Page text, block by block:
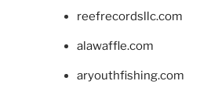
reefrecordsllc.com
alawaffle.com
aryouthfishing.com